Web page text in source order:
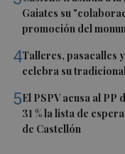
Gaiates su
promoción del
4Talleres, pasacalles
celebra su
5El PSPV acusa al PP
31 % la lista de
de Castellón